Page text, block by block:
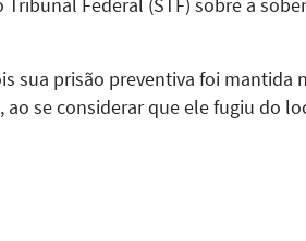
Federal (STF) sobre a
sua prisão preventiva foi mantida
se considerar que ele fugiu do